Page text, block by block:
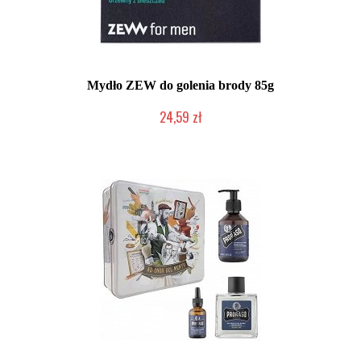
Mydło ZEW do golenia brody 85g
24,59 zł